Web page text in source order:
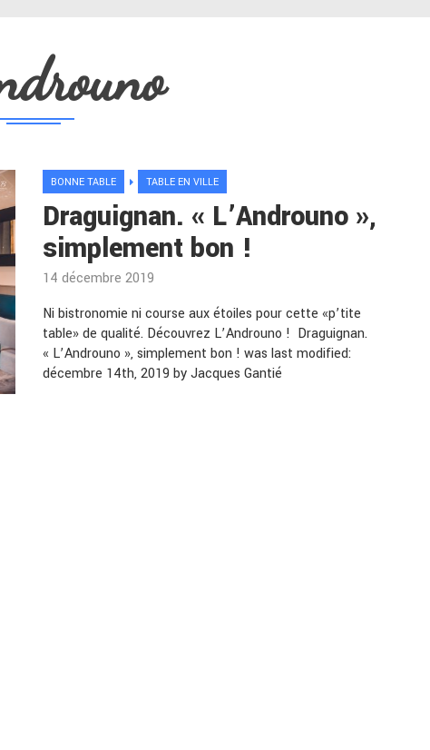
BONNE TABLE TABLE EN VILLE
Draguignan. « L’Androuno »,
simplement bon !
14 décembre 2019
Ni bistronomie ni course aux étoiles pour cette «p’tite
table» de qualité. Découvrez L’Androuno ! Draguignan.
« L’Androuno », simplement bon ! was last modified:
décembre 14th, 2019 by Jacques Gantié